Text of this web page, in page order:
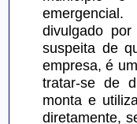
divulgado
suspeita de
empresa, é
tratar-se de
monta e
diretamente,